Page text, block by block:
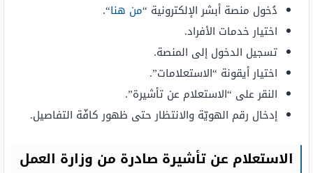
دُخول منصة أبشر الإلكترونية “من هنا“.
اختيار خدمات الأفراد.
تسجيل الدخول إلى المنصة.
اختيار أيقونة “الاستعلامات”.
النقر على “الاستعلام عن تأشيرة”.
إدخال رقم الهويّة والانتظار حتى ظهور كافّة التفاصيل.
الاستعلام عن تأشيرة صادرة من وزارة العمل